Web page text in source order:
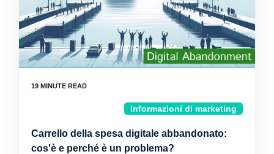
Informazioni di marketing
Carrello della spesa digitale abbandonato:
cos'è e perché è un problema?